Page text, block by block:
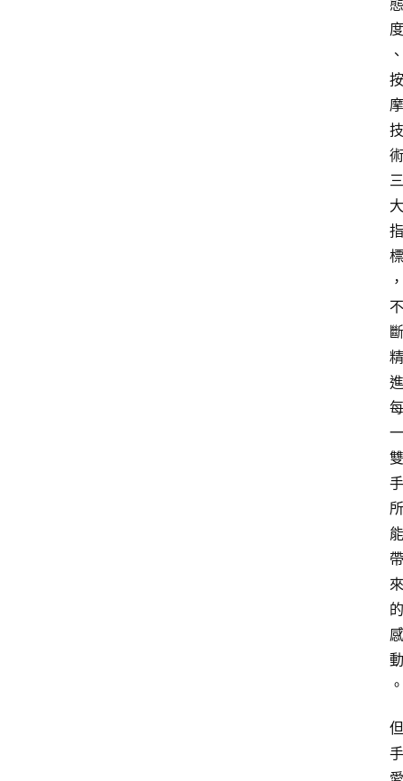
度
、
按
摩
技
術
三
大
指
標
，
不
斷
精
進
每
一
雙
手
所
能
帶
來
的
感
動
。
但
手